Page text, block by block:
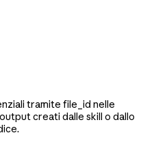
tramite file_id nelle
creati dalle skill o dallo